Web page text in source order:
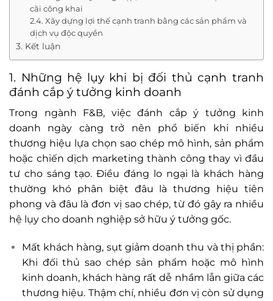
cãi công khai
2.4. Xây dựng lợi thế cạnh tranh bằng các sản phẩm và
dịch vụ độc quyền
3. Kết luận
1. Những hệ lụy khi bị đối thủ cạnh tranh
đánh cắp ý tưởng kinh doanh
Trong ngành F&B, việc đánh cắp ý tưởng kinh
doanh ngày càng trở nên phổ biến khi nhiều
thương hiệu lựa chọn sao chép mô hình, sản phẩm
hoặc chiến dịch marketing thành công thay vì đầu
tư cho sáng tạo. Điều đáng lo ngại là khách hàng
thường khó phân biệt đâu là thương hiệu tiên
phong và đâu là đơn vị sao chép, từ đó gây ra nhiều
hệ lụy cho doanh nghiệp sở hữu ý tưởng gốc.
Mất khách hàng, sụt giảm doanh thu và thị phần:
Khi đối thủ sao chép sản phẩm hoặc mô hình
kinh doanh, khách hàng rất dễ nhầm lẫn giữa các
thương hiệu. Thậm chí, nhiều đơn vị còn sử dụng